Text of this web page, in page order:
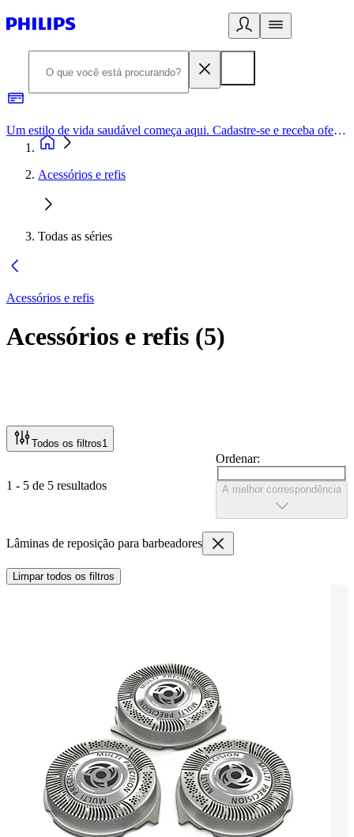
Um estilo de vida saudável começa aqui. Cadastre-se e receba ofertas exclusivas.
Acessórios e refis
Todas as séries
Acessórios e refis
Acessórios e refis (5)
Todos os filtros1
1 - 5 de 5 resultados
Ordenar:
A melhor correspondência
Lâminas de reposição para barbeadores
Limpar todos os filtros